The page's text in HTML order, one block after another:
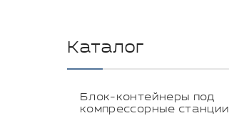
Каталог
Блок-контейнеры под
компрессорные станции